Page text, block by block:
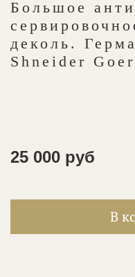
Большое
деколь.
Shneider
25 000 руб
В